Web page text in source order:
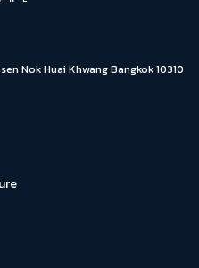
Nok Huai Khwang Bangkok 10310